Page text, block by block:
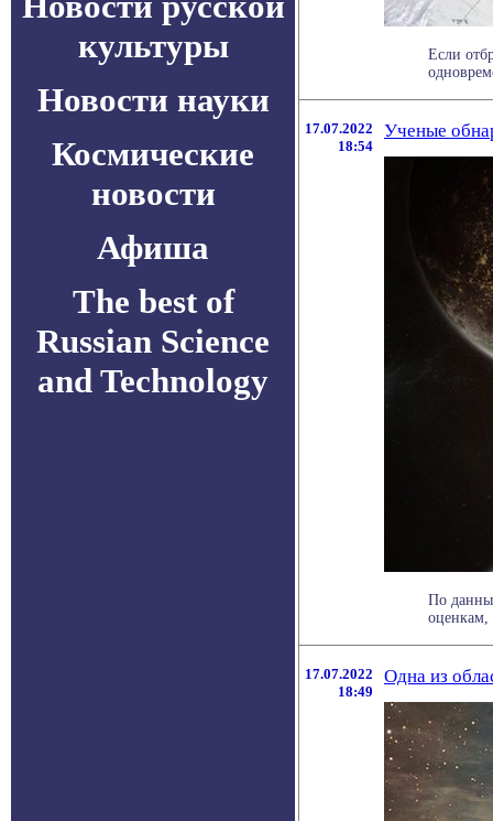
культуры
Новости науки
Космические
новости
Афиша
The best of
Russian Science
and Technology
Если
17.07.2022
18:54
Ученые
По
оценкам,
17.07.2022
18:49
Одна из